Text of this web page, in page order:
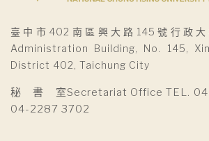
臺中市402南區興大路145號行政
Administration Building, No. 145,
District 402, Taichung City
秘 書 室Secretariat Office TEL.
04-2287 3702